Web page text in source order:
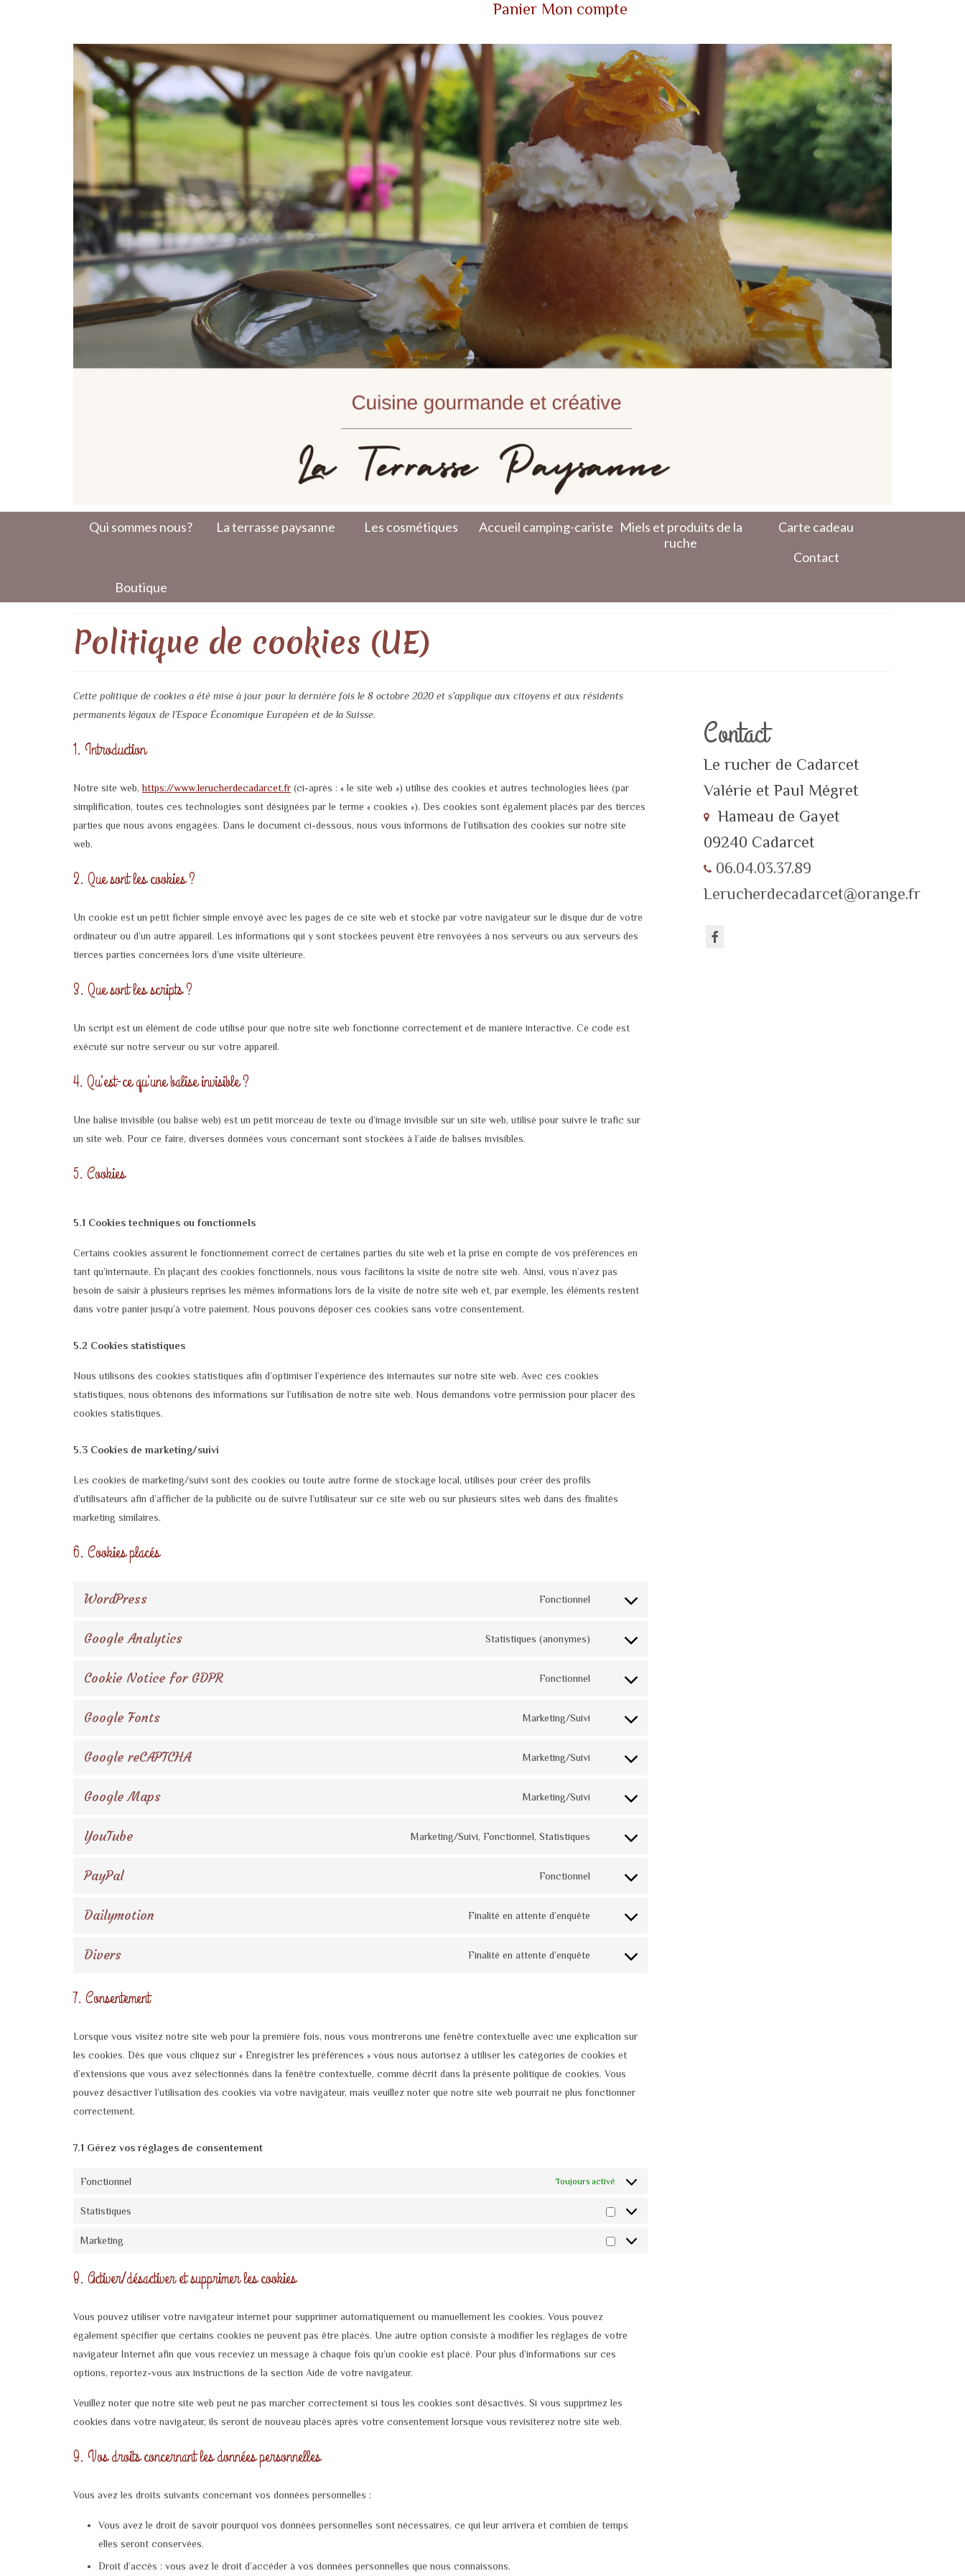
Panier Mon compte
Qui sommes nous? La terrasse paysanne Les cosmétiques Accueil camping-cariste Miels et produits de la
ruche
Carte cadeau
Contact
Boutique
Politique de cookies (UE)
Cette politique de cookies a été mise à jour pour la dernière fois le 8 octobre 2020 et s’applique aux citoyens et aux résidents
permanents légaux de l’Espace Économique Européen et de la Suisse.
1. Introduction
Notre site web,https://www.lerucherdecadarcet.fr (ci-après : « le site web ») utilise des cookies et autres technologies liées (par
simplification, toutes ces technologies sont désignées par le terme « cookies »). Des cookies sont également placés par des tierces
parties que nous avons engagées. Dans le document ci-dessous, nous vous informons de l’utilisation des cookies sur notre site
web.
2. Que sont les cookies ?
Un cookie est un petit fichier simple envoyé avec les pages de ce site web et stocké par votre navigateur sur le disque dur de votre
ordinateur ou d’un autre appareil. Les informations qui y sont stockées peuvent être renvoyées à nos serveurs ou aux serveurs des
tierces parties concernées lors d’une visite ultérieure.
3. Que sont les scripts ?
Un script est un élément de code utilisé pour que notre site web fonctionne correctement et de manière interactive. Ce code est
exécuté sur notre serveur ou sur votre appareil.
4. Qu’est-ce qu’une balise invisible ?
Une balise invisible (ou balise web) est un petit morceau de texte ou d’image invisible sur un site web, utilisé pour suivre le trafic sur
un site web. Pour ce faire, diverses données vous concernant sont stockées à l’aide de balises invisibles.
5. Cookies
5.1 Cookies techniques ou fonctionnels
Certains cookies assurent le fonctionnement correct de certaines parties du site web et la prise en compte de vos préférences en
tant qu’internaute. En plaçant des cookies fonctionnels, nous vous facilitons la visite de notre site web. Ainsi, vous n’avez pas
besoin de saisir à plusieurs reprises les mêmes informations lors de la visite de notre site web et, par exemple, les éléments restent
dans votre panier jusqu’à votre paiement. Nous pouvons déposer ces cookies sans votre consentement.
5.2 Cookies statistiques
Nous utilisons des cookies statistiques afin d’optimiser l’expérience des internautes sur notre site web. Avec ces cookies
statistiques, nous obtenons des informations sur l’utilisation de notre site web. Nous demandons votre permission pour placer des
cookies statistiques.
5.3 Cookies de marketing/suivi
Les cookies de marketing/suivi sont des cookies ou toute autre forme de stockage local, utilisés pour créer des profils
d’utilisateurs afin d’afficher de la publicité ou de suivre l’utilisateur sur ce site web ou sur plusieurs sites web dans des finalités
marketing similaires.
6. Cookies placés
WordPress Fonctionnel
Consent
service
Google Analytics Statistiques (anonymes)
Consent
service
analytics
Cookie Notice for GDPR Fonctionnel
Consent
service
notice-
Google Fonts Marketing/Suivi
Consent
service
Google reCAPTCHA Marketing/Suivi
Consent
service
recaptcha
Google Maps Marketing/Suivi
Consent
service
maps
YouTube Marketing/Suivi, Fonctionnel, Statistiques
Consent
service
PayPal Fonctionnel
Consent
service
Dailymotion Finalité en attente d’enquête
Consent
service
Divers Finalité en attente d’enquête
Consent
7. Consentement
Lorsque vous visitez notre site web pour la première fois, nous vous montrerons une fenêtre contextuelle avec une explication sur
les cookies. Dès que vous cliquez sur « Enregistrer les préférences » vous nous autorisez à utiliser les catégories de cookies et
d’extensions que vous avez sélectionnés dans la fenêtre contextuelle, comme décrit dans la présente politique de cookies. Vous
pouvez désactiver l’utilisation des cookies via votre navigateur, mais veuillez noter que notre site web pourrait ne plus fonctionner
correctement.
7.1 Gérez vos réglages de consentement
Fonctionnel Toujours activé
Statistiques
Statistiques
Marketing
Marketing
8. Activer/désactiver et supprimer les cookies
Vous pouvez utiliser votre navigateur internet pour supprimer automatiquement ou manuellement les cookies. Vous pouvez
également spécifier que certains cookies ne peuvent pas être placés. Une autre option consiste à modifier les réglages de votre
navigateur Internet afin que vous receviez un message à chaque fois qu’un cookie est placé. Pour plus d’informations sur ces
options, reportez-vous aux instructions de la section Aide de votre navigateur.
Veuillez noter que notre site web peut ne pas marcher correctement si tous les cookies sont désactivés. Si vous supprimez les
cookies dans votre navigateur, ils seront de nouveau placés après votre consentement lorsque vous revisiterez notre site web.
9. Vos droits concernant les données personnelles
Vous avez les droits suivants concernant vos données personnelles :
Vous avez le droit de savoir pourquoi vos données personnelles sont nécessaires, ce qui leur arrivera et combien de temps
elles seront conservées.
Droit d’accès : vous avez le droit d’accéder à vos données personnelles que nous connaissons.
Contact
Le rucher de Cadarcet
Valérie et Paul Mégret
Hameau de Gayet
09240 Cadarcet
06.04.03.37.89
Lerucherdecadarcet@orange.fr